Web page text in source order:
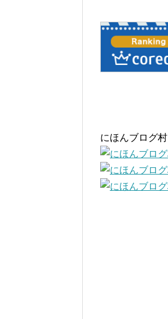
にほんブログ村